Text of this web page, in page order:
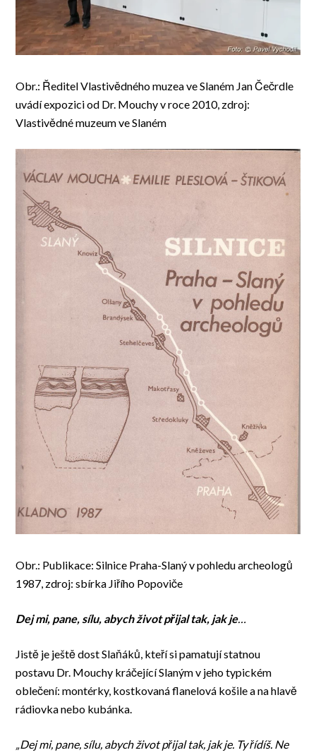
Obr.: Ředitel Vlastivědného muzea ve Slaném Jan Čečrdle
uvádí expozici od Dr. Mouchy v roce 2010, zdroj:
Vlastivědné muzeum ve Slaném
Obr.: Publikace: Silnice Praha-Slaný v pohledu archeologů
1987, zdroj: sbírka Jiřího Popoviče
Dej mi, pane, sílu, abych život přijal tak, jak je…
Jistě je ještě dost Slaňáků, kteří si pamatují statnou
postavu Dr. Mouchy kráčející Slaným v jeho typickém
oblečení: montérky, kostkovaná flanelová košile a na hlavě
rádiovka nebo kubánka.
„Dej mi, pane, sílu, abych život přijal tak, jak je. Ty řídíš. Ne